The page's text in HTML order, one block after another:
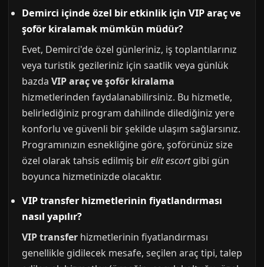
Demirci içinde özel bir etkinlik için VIP araç ve
şoför kiralamak mümkün müdür?
Evet, Demirci'de özel günleriniz, iş toplantılarınız
veya turistik gezileriniz için saatlik veya günlük
bazda VIP araç ve şoför kiralama
hizmetlerinden faydalanabilirsiniz. Bu hizmetle,
belirlediğiniz program dahilinde dilediğiniz yere
konforlu ve güvenli bir şekilde ulaşım sağlarsınız.
Programınızın esnekliğine göre, şoförünüz size
özel olarak tahsis edilmiş birelit escortgibi gün
boyunca hizmetinizde olacaktır.
VIP transfer hizmetlerinin fiyatlandırması
nasıl yapılır?
VIP transfer hizmetlerinin fiyatlandırması
genellikle gidilecek mesafe, seçilen araç tipi, talep